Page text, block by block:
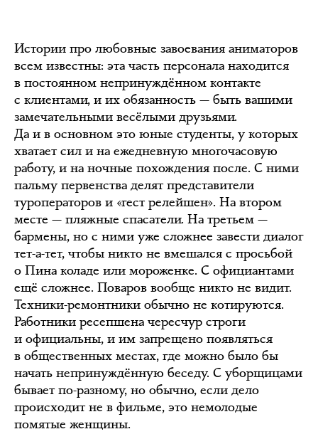
Истории про любовные завоевания аниматоров
всем известны: эта часть персонала находится
в постоянном непринуждённом контакте
с клиентами, и их обязанность — быть вашими
замечательными весёлыми друзьями.
Да и в основном это юные студенты, у которых
хватает сил и на ежедневную многочасовую
работу, и на ночные похождения после. С ними
пальму первенства делят представители
туроператоров и «гест релейшен». На втором
месте — пляжные спасатели. На третьем —
бармены, но с ними уже сложнее завести диалог
тет-а-тет, чтобы никто не вмешался с просьбой
о Пина коладе или мороженке. С официантами
ещё сложнее. Поваров вообще никто не видит.
Техники-ремонтники обычно не котируются.
Работники ресепшена чересчур строги
и официальны, и им запрещено появляться
в общественных местах, где можно было бы
начать непринуждённую беседу. С уборщицами
бывает по-разному, но обычно, если дело
происходит не в фильме, это немолодые
помятые женщины.